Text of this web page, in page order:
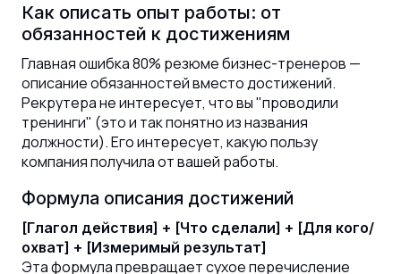
Как описать опыт работы: от
обязанностей к достижениям
Главная ошибка 80% резюме бизнес-тренеров —
описание обязанностей вместо достижений.
Рекрутера не интересует, что вы "проводили
тренинги" (это и так понятно из названия
должности). Его интересует, какую пользу
компания получила от вашей работы.
Формула описания достижений
[Глагол действия] + [Что сделали] + [Для кого/
охват] + [Измеримый результат]
Эта формула превращает сухое перечисление